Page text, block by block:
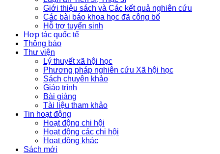
Giới thiệu sách và Các kết quả nghiên cứu
Các bài báo khoa học đã công bố
Hỗ trợ tuyển sinh
Hợp tác quốc tế
Thông báo
Thư viện
Lý thuyết xã hội học
Phương pháp nghiên cứu Xã hội học
Sách chuyên khảo
Giáo trình
Bài giảng
Tài liệu tham khảo
Tin hoạt động
Hoạt động chi hội
Hoạt động các chi hội
Hoạt động khác
Sách mới